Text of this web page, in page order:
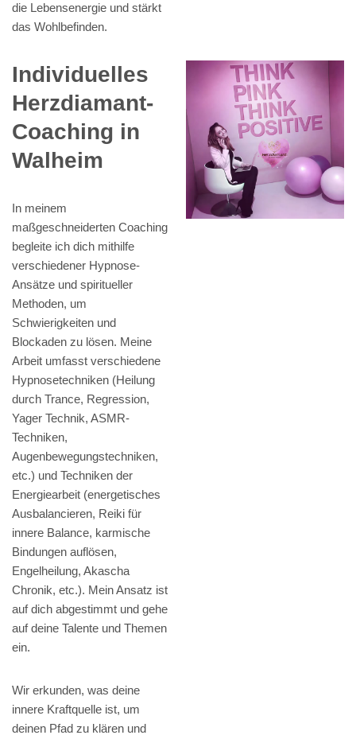
die Lebensenergie und stärkt
das Wohlbefinden.
Individuelles
Herzdiamant-
Coaching in
Walheim
In meinem
maßgeschneiderten Coaching
begleite ich dich mithilfe
verschiedener Hypnose-
Ansätze und spiritueller
Methoden, um
Schwierigkeiten und
Blockaden zu lösen. Meine
Arbeit umfasst verschiedene
Hypnosetechniken (Heilung
durch Trance, Regression,
Yager Technik, ASMR-
Techniken,
Augenbewegungstechniken,
etc.) und Techniken der
Energiearbeit (energetisches
Ausbalancieren, Reiki für
innere Balance, karmische
Bindungen auflösen,
Engelheilung, Akascha
Chronik, etc.). Mein Ansatz ist
auf dich abgestimmt und gehe
auf deine Talente und Themen
ein.
Wir erkunden, was deine
innere Kraftquelle ist, um
deinen Pfad zu klären und